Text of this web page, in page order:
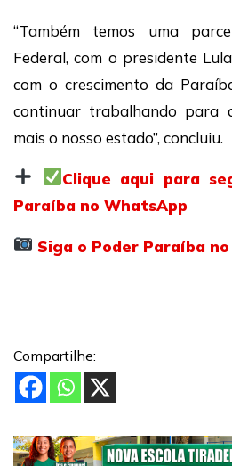
“Também temos uma
Federal, com o presidente
com o crescimento da
continuar trabalhando para
mais o nosso estado”, concluiu.
Clique aqui para
Paraíba no WhatsApp
Siga o Poder Paraíba
Compartilhe: